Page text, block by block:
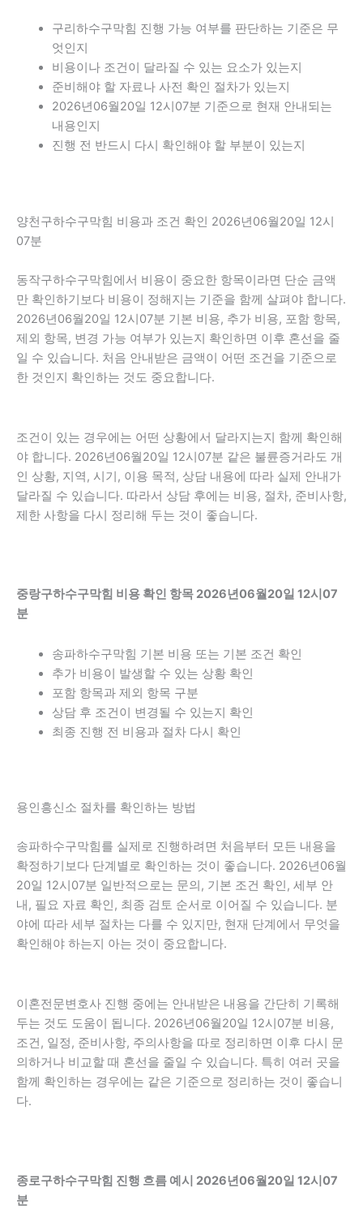
구리하수구막힘 진행 가능 여부를 판단하는 기준은 무
엇인지
비용이나 조건이 달라질 수 있는 요소가 있는지
준비해야 할 자료나 사전 확인 절차가 있는지
2026년06월20일 12시07분 기준으로 현재 안내되는
내용인지
진행 전 반드시 다시 확인해야 할 부분이 있는지
양천구하수구막힘 비용과 조건 확인 2026년06월20일 12시
07분
동작구하수구막힘에서 비용이 중요한 항목이라면 단순 금액
만 확인하기보다 비용이 정해지는 기준을 함께 살펴야 합니다.
2026년06월20일 12시07분 기본 비용, 추가 비용, 포함 항목,
제외 항목, 변경 가능 여부가 있는지 확인하면 이후 혼선을 줄
일 수 있습니다. 처음 안내받은 금액이 어떤 조건을 기준으로
한 것인지 확인하는 것도 중요합니다.
조건이 있는 경우에는 어떤 상황에서 달라지는지 함께 확인해
야 합니다. 2026년06월20일 12시07분 같은 불륜증거라도 개
인 상황, 지역, 시기, 이용 목적, 상담 내용에 따라 실제 안내가
달라질 수 있습니다. 따라서 상담 후에는 비용, 절차, 준비사항,
제한 사항을 다시 정리해 두는 것이 좋습니다.
중랑구하수구막힘 비용 확인 항목 2026년06월20일 12시07
분
송파하수구막힘 기본 비용 또는 기본 조건 확인
추가 비용이 발생할 수 있는 상황 확인
포함 항목과 제외 항목 구분
상담 후 조건이 변경될 수 있는지 확인
최종 진행 전 비용과 절차 다시 확인
용인흥신소 절차를 확인하는 방법
송파하수구막힘를 실제로 진행하려면 처음부터 모든 내용을
확정하기보다 단계별로 확인하는 것이 좋습니다. 2026년06월
20일 12시07분 일반적으로는 문의, 기본 조건 확인, 세부 안
내, 필요 자료 확인, 최종 검토 순서로 이어질 수 있습니다. 분
야에 따라 세부 절차는 다를 수 있지만, 현재 단계에서 무엇을
확인해야 하는지 아는 것이 중요합니다.
이혼전문변호사 진행 중에는 안내받은 내용을 간단히 기록해
두는 것도 도움이 됩니다. 2026년06월20일 12시07분 비용,
조건, 일정, 준비사항, 주의사항을 따로 정리하면 이후 다시 문
의하거나 비교할 때 혼선을 줄일 수 있습니다. 특히 여러 곳을
함께 확인하는 경우에는 같은 기준으로 정리하는 것이 좋습니
다.
종로구하수구막힘 진행 흐름 예시 2026년06월20일 12시07
분